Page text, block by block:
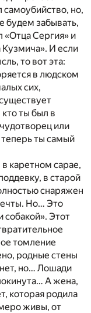
но,
будем забывать,
«Отца Сергия» и
И если
то вот эта:
в людском
сих,
ты был в
или
теперь ты самый
каретном сарае,
в старой
снаряжен
Но… Это
собакой». Этот
томление
родные стены
но… Лошади
А жена,
которая родила
живы, от